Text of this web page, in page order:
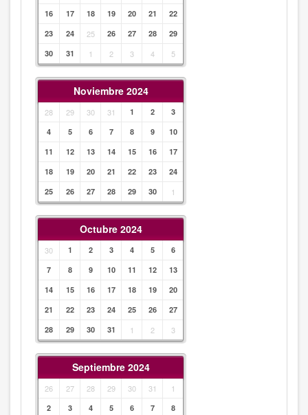
16
17 18 19 20 21
22
23
24 25 26 27 28
29
30
31 1 2 3 4 5
Noviembre 2024
28 29 30 31 1 2
3
4
5 6 7 8 9
10
11
12 13 14 15 16
17
18
19 20 21 22 23
24
25
26 27 28 29 30 1
Octubre 2024
30 1 2 3 4 5
6
7
8 9 10 11 12
13
14
15 16 17 18 19
20
21
22 23 24 25 26
27
28
29 30 31 1 2 3
Septiembre 2024
26 27 28 29 30 31 1
2 3 4 5 6 7
8